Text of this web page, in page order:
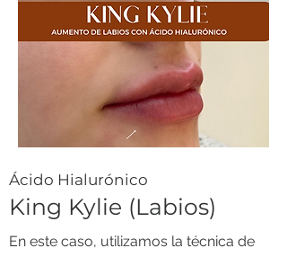
​Ácido Hialurónico
King Kylie (Labios)
En este caso, utilizamos la técnica de